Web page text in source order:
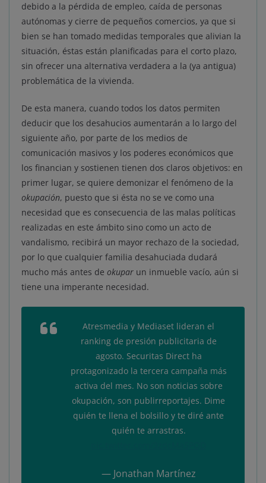
debido a la pérdida de empleo, caída de personas
autónomas y cierre de pequeños comercios, ya que si
bien se han tomado medidas temporales que alivian la
situación, éstas están planificadas para el corto plazo,
sin ofrecer una alternativa verdadera a la (ya antigua)
problemática de la vivienda.
De esta manera, cuando todos los datos permiten
deducir que los desahucios aumentarán a lo largo del
siguiente año, por parte de los medios de
comunicación masivos y los poderes económicos que
los financian y sostienen tienen dos claros objetivos: en
primer lugar, se quiere demonizar el fenómeno de la
okupación, puesto que si ésta no se ve como una
necesidad que es consecuencia de las malas políticas
realizadas en este ámbito sino como un acto de
vandalismo, recibirá un mayor rechazo de la sociedad,
por lo que cualquier familia desahuciada dudará
mucho más antes de okupar un inmueble vacío, aún si
tiene una imperante necesidad.
Atresmedia y Mediaset lideran el
ranking de presión publicitaria de
agosto. Securitas Direct ha
protagonizado la tercera campaña más
activa del mes. No son noticias sobre
okupación, son publirreportajes. Dime
quién te llena el bolsillo y te diré ante
quién te arrastras.
— Jonathan Martínez